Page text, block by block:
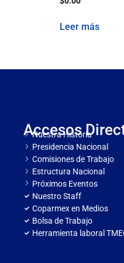
Leer más
Accesos
Nuestra Historia
Presidencia Nacional
Comisiones de Trabajo
Estructura Nacional
Próximos Eventos
Nuestro Staff
Coparmex en Medios
Bolsa de Trabajo
Herramienta laboral